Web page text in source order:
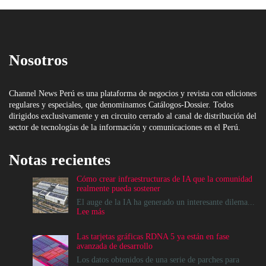
Nosotros
Channel News Perú es una plataforma de negocios y revista con ediciones
regulares y especiales, que denominamos Catálogos-Dossier. Todos
dirigidos exclusivamente y en circuito cerrado al canal de distribución del
sector de tecnologías de la información y comunicaciones en el Perú.
Notas recientes
Cómo crear infraestructuras de IA que la comunidad
realmente pueda sostener
El auge de la IA ha generado un interesante dilema...
Lee más:
infraestructuras
de
IA
Las tarjetas gráficas RDNA 5 ya están en fase
avanzada de desarrollo
Los datos obtenidos de una serie de parches para